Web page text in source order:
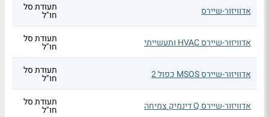
אדוויזור-שיירס תעודת סל
חו"ל
אדוויזור-שיירס HVAC ותעשייתי תעודת סל
חו"ל
אדוויזור-שיירס MSOS כפול 2 תעודת סל
חו"ל
אדוויזור-שיירס Q דינמיק צמיחה תעודת סל
חו"ל